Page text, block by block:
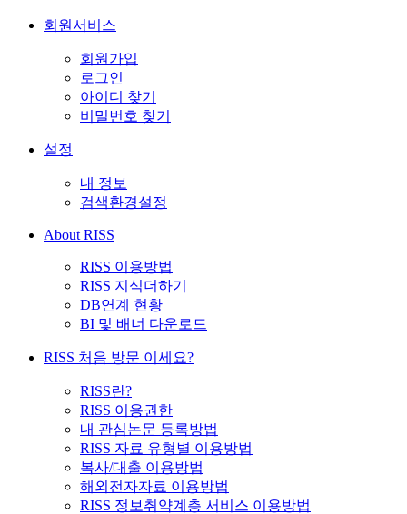
회원서비스
회원가입
로그인
아이디 찾기
비밀번호 찾기
설정
내 정보
검색환경설정
About RISS
RISS 이용방법
RISS 지식더하기
DB연계 현황
BI 및 배너 다운로드
RISS 처음 방문 이세요?
RISS란?
RISS 이용권한
내 관심논문 등록방법
RISS 자료 유형별 이용방법
복사/대출 이용방법
해외전자자료 이용방법
RISS 정보취약계층 서비스 이용방법